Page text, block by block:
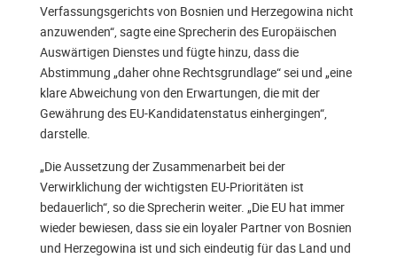
Verfassungsgerichts von Bosnien und Herzegowina nicht
anzuwenden“, sagte eine Sprecherin des Europäischen
Auswärtigen Dienstes und fügte hinzu, dass die
Abstimmung „daher ohne Rechtsgrundlage“ sei und „eine
klare Abweichung von den Erwartungen, die mit der
Gewährung des EU-Kandidatenstatus einhergingen“,
darstelle.
„Die Aussetzung der Zusammenarbeit bei der
Verwirklichung der wichtigsten EU-Prioritäten ist
bedauerlich“, so die Sprecherin weiter. „Die EU hat immer
wieder bewiesen, dass sie ein loyaler Partner von Bosnien
und Herzegowina ist und sich eindeutig für das Land und